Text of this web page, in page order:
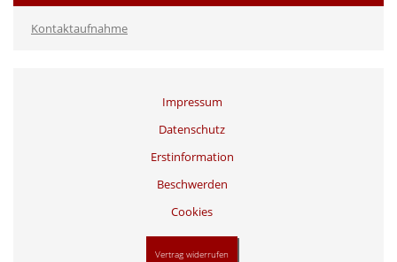
Kontaktaufnahme
Impressum
Datenschutz
Erstinformation
Beschwerden
Cookies
Vertrag widerrufen